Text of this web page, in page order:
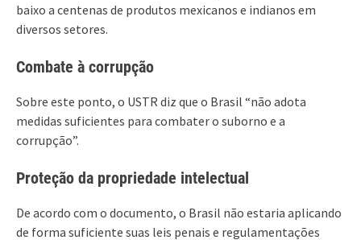
baixo a centenas de produtos mexicanos e indianos em
diversos setores.
Combate à corrupção
Sobre este ponto, o USTR diz que o Brasil “não adota
medidas suficientes para combater o suborno e a
corrupção”.
Proteção da propriedade intelectual
De acordo com o documento, o Brasil não estaria aplicando
de forma suficiente suas leis penais e regulamentações